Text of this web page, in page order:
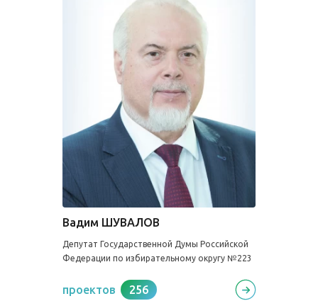
Вадим ШУВАЛОВ
Депутат Государственной Думы Российской
Федерации по избирательному округу №223
проектов 256